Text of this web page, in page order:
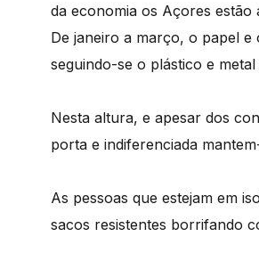
da economia os Açores
De janeiro a março, o papel e
seguindo-se o plástico e
Nesta altura, e apesar dos
porta e indiferenciada
As pessoas que estejam em
sacos resistentes borrifando